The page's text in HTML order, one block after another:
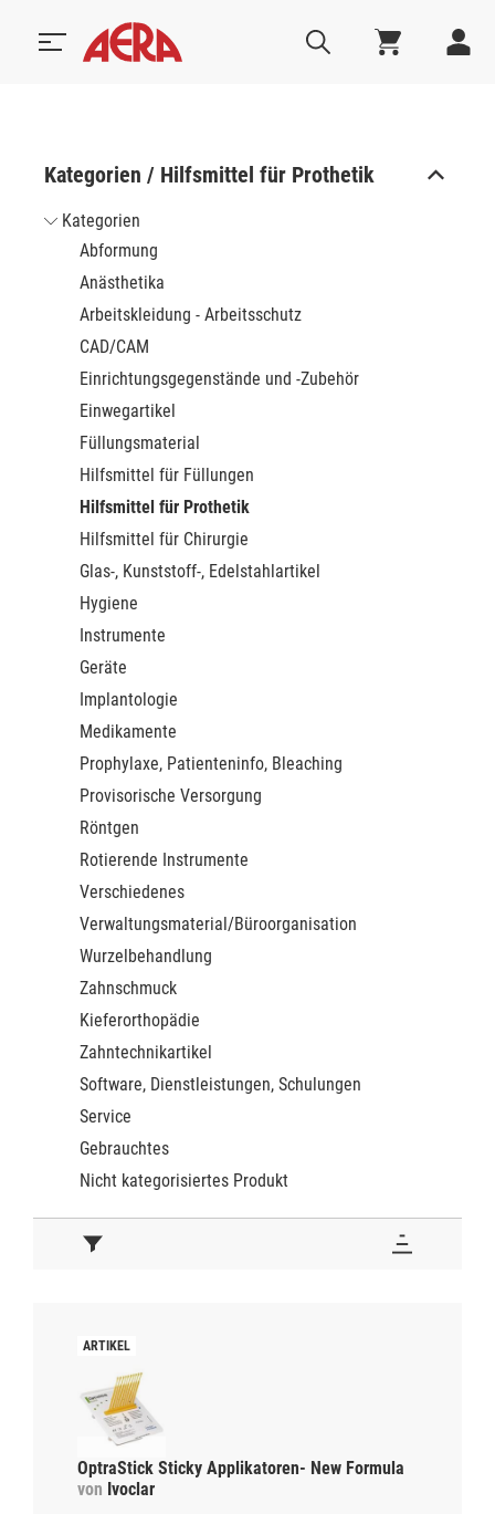
Kategorien / Hilfsmittel für Prothetik
Kategorien
Abformung
Anästhetika
Arbeitskleidung - Arbeitsschutz
CAD/CAM
Einrichtungsgegenstände und -Zubehör
Einwegartikel
Füllungsmaterial
Hilfsmittel für Füllungen
Hilfsmittel für Prothetik
Hilfsmittel für Chirurgie
Glas-, Kunststoff-, Edelstahlartikel
Hygiene
Instrumente
Geräte
Implantologie
Medikamente
Prophylaxe, Patienteninfo, Bleaching
Provisorische Versorgung
Röntgen
Rotierende Instrumente
Verschiedenes
Verwaltungsmaterial/Büroorganisation
Wurzelbehandlung
Zahnschmuck
Kieferorthopädie
Zahntechnikartikel
Software, Dienstleistungen, Schulungen
Service
Gebrauchtes
Nicht kategorisiertes Produkt
OptraStick Sticky Applikatoren- New Formula
von Ivoclar